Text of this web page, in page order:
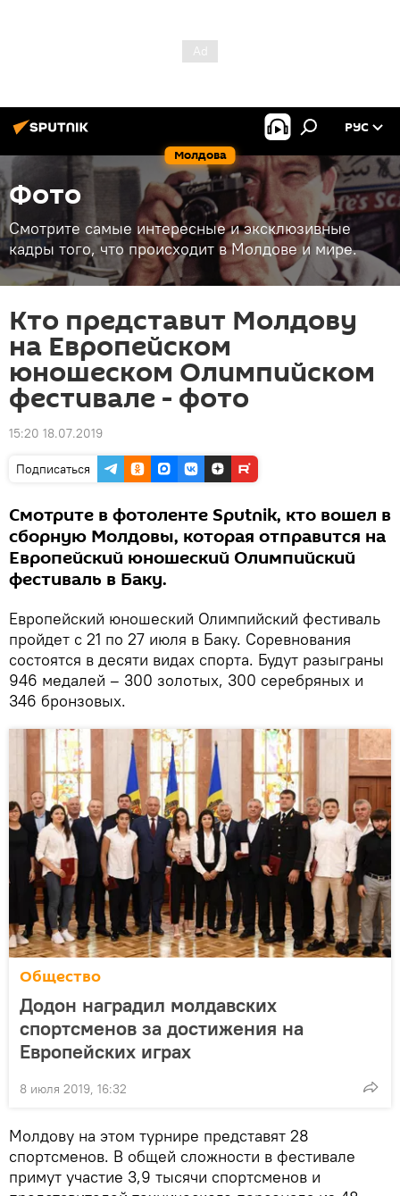
Молдова
РУС
Фото
Смотрите самые интересные и эксклюзивные
кадры того, что происходит в Молдове и мире.
Кто представит Молдову
на Европейском
юношеском Олимпийском
фестивале - фото
15:20 18.07.2019
Подписаться
Смотрите в фотоленте Sputnik, кто вошел в
сборную Молдовы, которая отправится на
Европейский юношеский Олимпийский
фестиваль в Баку.
Европейский юношеский Олимпийский фестиваль
пройдет с 21 по 27 июля в Баку. Соревнования
состоятся в десяти видах спорта. Будут разыграны
946 медалей – 300 золотых, 300 серебряных и
346 бронзовых.
Общество
Додон наградил молдавских
спортсменов за достижения на
Европейских играх
8 июля 2019, 16:32
Молдову на этом турнире представят 28
спортсменов. В общей сложности в фестивале
примут участие 3,9 тысячи спортсменов и